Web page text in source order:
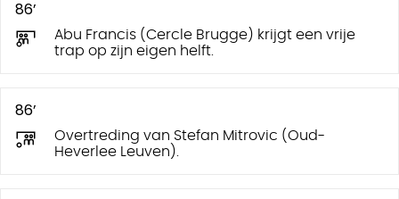
86’
Abu Francis (Cercle Brugge) krijgt een vrije
trap op zijn eigen helft.
86’
Overtreding van Stefan Mitrovic (Oud-
Heverlee Leuven).